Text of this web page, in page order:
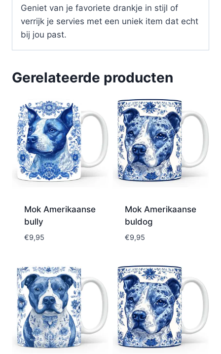
Geniet van je favoriete drankje in stijl of
verrijk je servies met een uniek item dat echt
bij jou past.
Gerelateerde producten
Mok Amerikaanse
bully
€9,95
Mok Amerikaanse
buldog
€9,95